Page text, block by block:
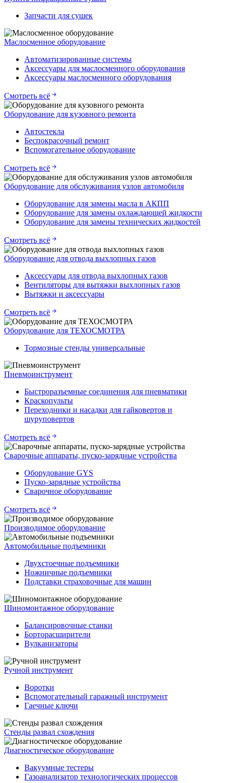
Запчасти для сушек
Маслосменное оборудование
Автоматизированные системы
Аксессуары для маслосменного оборудования
Аксессуары маслосменного оборудования
Смотреть всё
Оборудование для кузовного ремонта
Автостекла
Беспокрасочный ремонт
Вспомогательное оборудование
Смотреть всё
Оборудование для обслуживания узлов автомобиля
Оборудование для замены масла в АКПП
Оборудование для замены охлаждающей жидкости
Оборудование для замены технических жидкостей
Смотреть всё
Оборудование для отвода выхлопных газов
Аксессуары для отвода выхлопных газов
Вентиляторы для вытяжки выхлопных газов
Вытяжки и аксессуары
Смотреть всё
Оборудование для ТЕХОСМОТРА
Тормозные стенды универсальные
Пневмоинструмент
Быстроразъемные соединения для пневматики
Краскопульты
Переходники и насадки для гайковертов и
шуруповертов
Смотреть всё
Сварочные аппараты, пуско-зарядные устройства
Оборудование GYS
Пуско-зарядные устройства
Сварочное оборудование
Смотреть всё
Производимое оборудование
Автомобильные подъемники
Двухстоечные подъемники
Ножничные подъемники
Подставки страховочные для машин
Шиномонтажное оборудование
Балансировочные станки
Борторасширители
Вулканизаторы
Ручной инструмент
Воротки
Вспомогательный гаражный инструмент
Гаечные ключи
Стенды развал схождения
Диагностическое оборудование
Вакуумные тестеры
Газоанализатор технологических процессов